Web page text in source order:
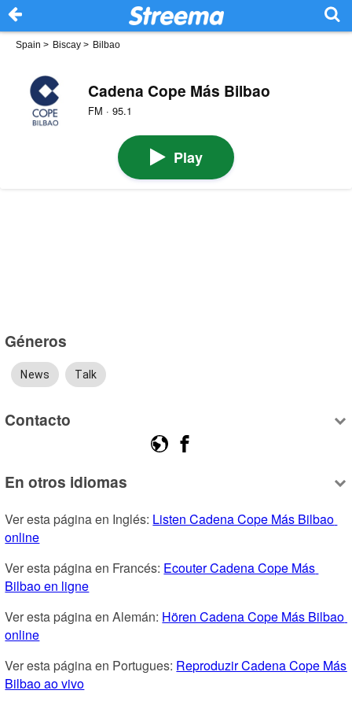
Spain > Biscay > Bilbao
Cadena Cope Más Bilbao
FM · 95.1
Play
Géneros
News Talk
Contacto
En otros idiomas
Ver esta página en Inglés: Listen Cadena Cope Más Bilbao
online
Ver esta página en Francés: Ecouter Cadena Cope Más
Bilbao en ligne
Ver esta página en Alemán: Hören Cadena Cope Más Bilbao
online
Ver esta página en Portugues: Reproduzir Cadena Cope Más
Bilbao ao vivo